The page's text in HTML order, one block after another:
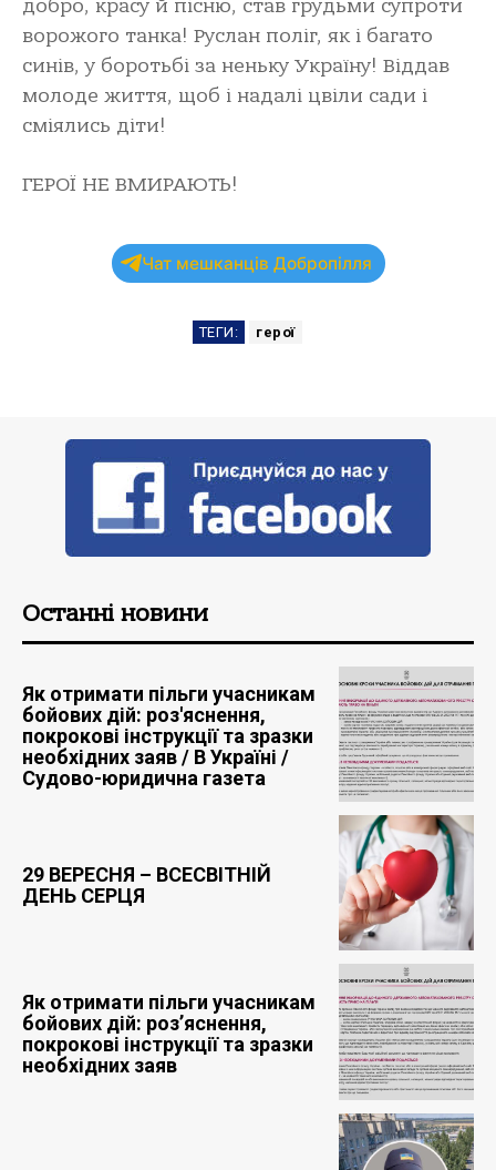
добро, красу й пісню, став грудьми супроти
ворожого танка! Руслан поліг, як і багато
синів, у боротьбі за неньку Україну! Віддав
молоде життя, щоб і надалі цвіли сади і
сміялись діти!
ГЕРОЇ НЕ ВМИРАЮТЬ!
Чат мешканців Добропілля
ТЕГИ: герої
Останні новини
Як отримати пільги учасникам
бойових дій: роз'яснення,
покрокові інструкції та зразки
необхідних заяв / В Україні /
Судово-юридична газета
29 ВЕРЕСНЯ – ВСЕСВІТНІЙ
ДЕНЬ СЕРЦЯ
Як отримати пільги учасникам
бойових дій: роз’яснення,
покрокові інструкції та зразки
необхідних заяв